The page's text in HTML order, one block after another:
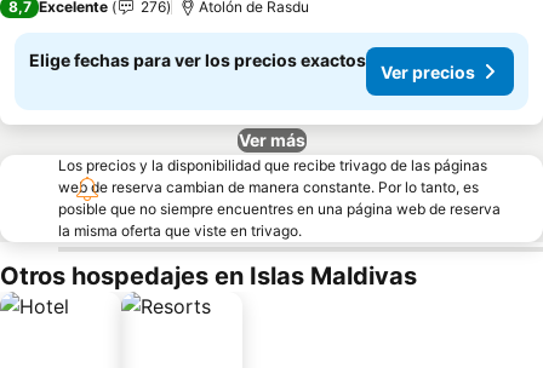
8,7 Excelente 276 Atolón de Rasdu
Elige fechas para ver los precios exactos
Ver precios
Ver más
Los precios y la disponibilidad que recibe trivago de las páginas
web de reserva cambian de manera constante. Por lo tanto, es
posible que no siempre encuentres en una página web de reserva
la misma oferta que viste en trivago.
Otros hospedajes en Islas Maldivas